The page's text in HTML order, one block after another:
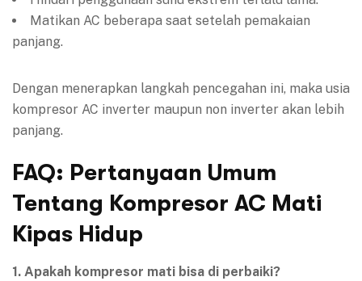
Matikan AC beberapa saat setelah pemakaian
panjang.
Dengan menerapkan langkah pencegahan ini, maka usia
kompresor AC inverter maupun non inverter akan lebih
panjang.
FAQ: Pertanyaan Umum
Tentang Kompresor AC Mati
Kipas Hidup
1. Apakah kompresor mati bisa di perbaiki?